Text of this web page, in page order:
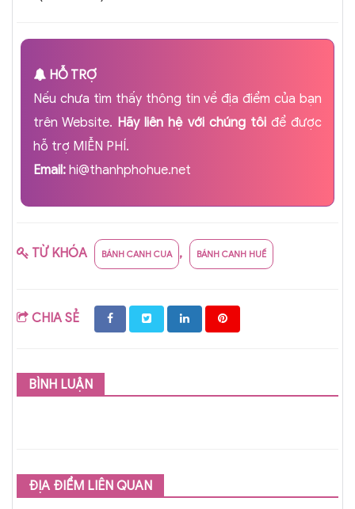
HỖ TRỢ
Nếu chưa tìm thấy thông tin về địa điểm của bạn
trên Website. Hãy liên hệ với chúng tôiđể được
hỗ trợ MIỄN PHÍ.
Email: hi@thanhphohue.net
TỪ KHÓA BÁNH CANH CUA , BÁNH CANH HUẾ
CHIA SẺ
BÌNH LUẬN
ĐỊA ĐIỂM LIÊN QUAN